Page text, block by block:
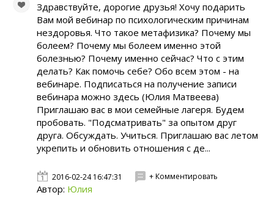
Здравствуйте, дорогие друзья! Хочу подарить
Вам мой вебинар по психологическим причинам
нездоровья. Что такое метафизика? Почему мы
болеем? Почему мы болеем именно этой
болезнью? Почему именно сейчас? Что с этим
делать? Как помочь себе? Обо всем этом - на
вебинаре. Подписаться на получение записи
вебинара можно здесь (Юлия Матвеева)
Приглашаю вас в мои семейные лагеря. Будем
пробовать. "Подсматривать" за опытом друг
друга. Обсуждать. Учиться. Приглашаю вас летом
укрепить и обновить отношения с де...
2016-02-24 16:47:31 + Комментировать
Автор: Юлия